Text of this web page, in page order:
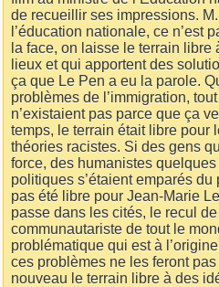
de recueillir ses impressions.
l’éducation nationale, ce n’est
la face, on laisse le terrain libre
lieux et qui apportent des
ça que Le Pen a eu la parole.
problèmes de l’immigration,
n’existaient pas parce que ça
temps, le terrain était libre pour
théories racistes. Si des gens
force, des humanistes
politiques s’étaient emparés du
pas été libre pour Jean-Marie
passe dans les cités, le recul
communautariste de tout le
problématique qui est à
ces problèmes ne les feront
nouveau le terrain libre à des